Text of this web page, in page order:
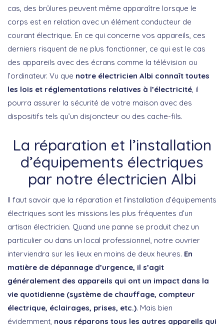
cas, des brûlures peuvent même apparaître lorsque le
corps est en relation avec un élément conducteur de
courant électrique. En ce qui concerne vos appareils, ces
derniers risquent de ne plus fonctionner, ce qui est le cas
des appareils avec des écrans comme la télévision ou
l’ordinateur. Vu que notre électricien Albi connaît toutes
les lois et réglementations relatives à l’électricité , il
pourra assurer la sécurité de votre maison avec des
dispositifs tels qu’un disjoncteur ou des cache-fils.
La réparation et l’installation
d’équipements électriques
par notre électricien Albi
Il faut savoir que la réparation et l’installation d’équipements
électriques sont les missions les plus fréquentes d’un
artisan électricien. Quand une panne se produit chez un
particulier ou dans un local professionnel, notre ouvrier
interviendra sur les lieux en moins de deux heures. En
matière de dépannage d’urgence, il s’agit
généralement des appareils qui ont un impact dans la
vie quotidienne (système de chauffage, compteur
électrique, éclairages, prises, etc.). Mais bien
évidemment, nous réparons tous les autres appareils qui